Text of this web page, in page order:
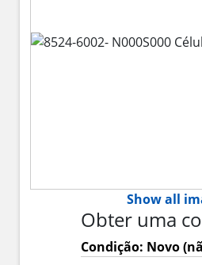
Show all
Obter uma
Condição: Novo